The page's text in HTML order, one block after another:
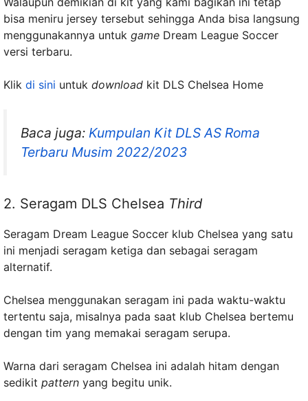
bisa meniru jersey tersebut sehingga Anda bisa langsung
menggunakannya untuk game Dream League Soccer
versi terbaru.
Klik di sini untuk download kit DLS Chelsea Home
Baca juga: Kumpulan Kit DLS AS Roma
Terbaru Musim 2022/2023
2. Seragam DLS Chelsea Third
Seragam Dream League Soccer klub Chelsea yang satu
ini menjadi seragam ketiga dan sebagai seragam
alternatif.
Chelsea menggunakan seragam ini pada waktu-waktu
tertentu saja, misalnya pada saat klub Chelsea bertemu
dengan tim yang memakai seragam serupa.
Warna dari seragam Chelsea ini adalah hitam dengan
sedikit pattern yang begitu unik.